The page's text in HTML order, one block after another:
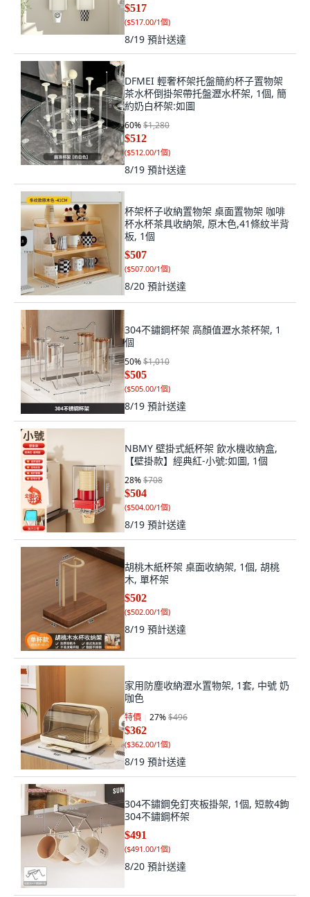
$517
($517.00/1個)
8/19 預計送達
DFMEI 輕奢杯架托盤簡約杯子置物架
茶水杯倒掛架帶托盤瀝水杯架, 1個, 簡
約奶白杯架:如圖
60%$1,280
$512
($512.00/1個)
8/19 預計送達
杯架杯子收納置物架 桌面置物架 咖啡
杯水杯茶具收納架, 原木色,41條紋半背
板, 1個
$507
($507.00/1個)
8/20 預計送達
304不鏽鋼杯架 高顏值瀝水茶杯架, 1
個
50%$1,010
$505
($505.00/1個)
8/19 預計送達
NBMY 壁掛式紙杯架 飲水機收納盒,
【壁掛款】經典紅-小號:如圖, 1個
28%$708
$504
($504.00/1個)
8/19 預計送達
胡桃木紙杯架 桌面收納架, 1個, 胡桃
木, 單杯架
$502
($502.00/1個)
8/19 預計送達
家用防塵收納瀝水置物架, 1套, 中號 奶
咖色
特價 27%$496
$362
($362.00/1個)
8/19 預計送達
304不鏽鋼免釘夾板掛架, 1個, 短款4鉤
304不鏽鋼杯架
$491
($491.00/1個)
8/20 預計送達